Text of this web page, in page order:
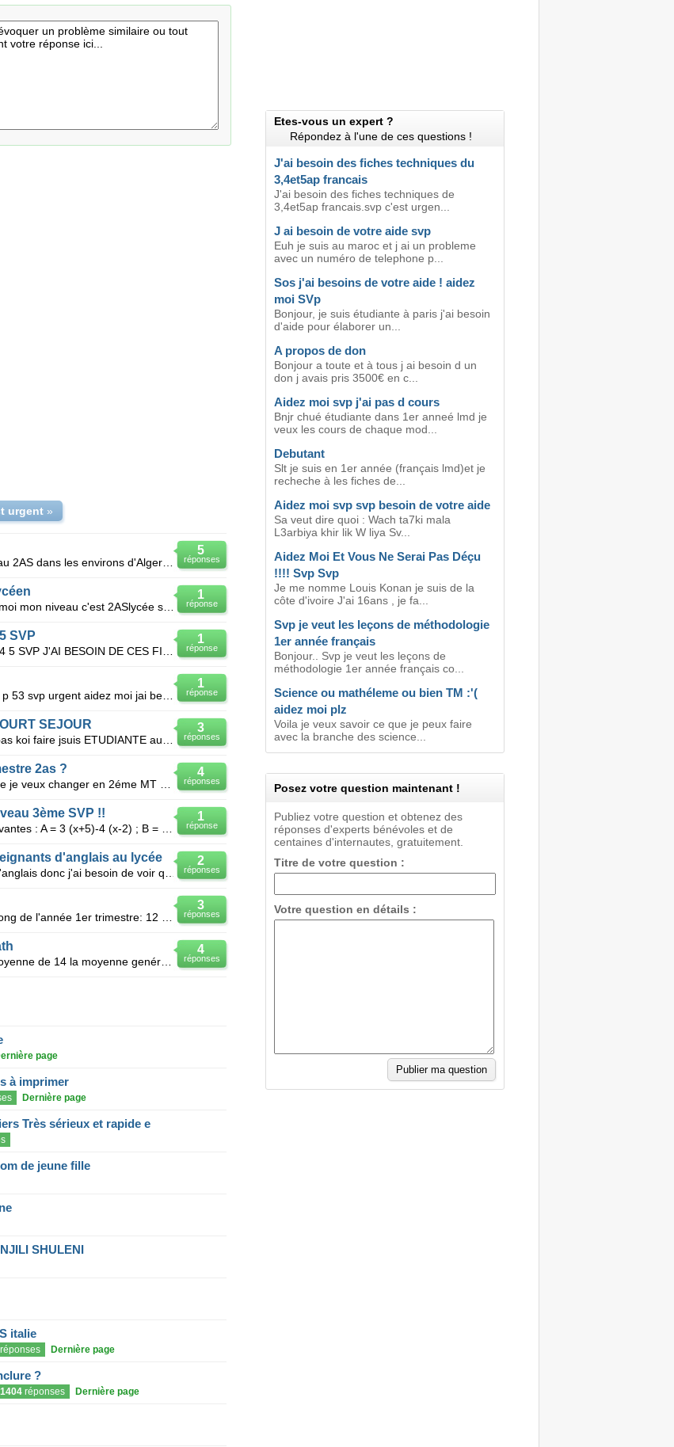
urgent»
5
réponses
Bonsoir je cherche une formation de niveau 2AS dans les environs d'Alger sachant que c'est urgent. m
1
réponse
Je cherche un stage 2as lycéen svp aidé moi mon niveau c'est 2ASlycée scientifique donnée moi des so
1
réponse
SVP
1
réponse
Jai besoin aide pour l'exercice 8 p 54 et 7 p 53 svp urgent aidez moi jai besoin de votre aide
3
réponses
SEJOUR
4
réponses
2as ?
1
réponse
3ème SVP !!
2
réponses
d'anglais au lycée
3
réponses
4
réponses
Bonjour tous le monde je suis un éleve moyenne de 14 la moyenne genérale en 1as j'ai eu 13 math 16 f
page
à imprimer
Dernière page
Très sérieux et rapide e
de jeune fille
SHULENI
italie
Dernière page
?
1404réponses Dernière page
Etes-vous un expert ?
Répondez à l'une de ces questions !
J'ai besoin des fiches techniques du
3,4et5ap francais
J'ai besoin des fiches techniques de
3,4et5ap francais.svp c'est urgen...
J ai besoin de votre aide svp
Euh je suis au maroc et j ai un probleme
avec un numéro de telephone p...
Sos j'ai besoins de votre aide ! aidez
moi SVp
Bonjour, je suis étudiante à paris j'ai besoin
d'aide pour élaborer un...
A propos de don
Bonjour a toute et à tous j ai besoin d un
don j avais pris 3500€ en c...
Aidez moi svp j'ai pas d cours
Bnjr chué étudiante dans 1er anneé lmd je
veux les cours de chaque mod...
Debutant
Slt je suis en 1er année (français lmd)et je
recheche à les fiches de...
Aidez moi svp svp besoin de votre aide
Sa veut dire quoi : Wach ta7ki mala
L3arbiya khir lik W liya Sv...
Aidez Moi Et Vous Ne Serai Pas Déçu
!!!! Svp Svp
Je me nomme Louis Konan je suis de la
côte d'ivoire J'ai 16ans , je fa...
Svp je veut les leçons de méthodologie
1er année français
Bonjour.. Svp je veut les leçons de
méthodologie 1er année français co...
Science ou mathéleme ou bien TM :'(
aidez moi plz
Voila je veux savoir ce que je peux faire
avec la branche des science...
Posez votre question maintenant !
Publiez votre question et obtenez des
réponses d'experts bénévoles et de
centaines d'internautes, gratuitement.
Titre de votre question :
Votre question en détails :